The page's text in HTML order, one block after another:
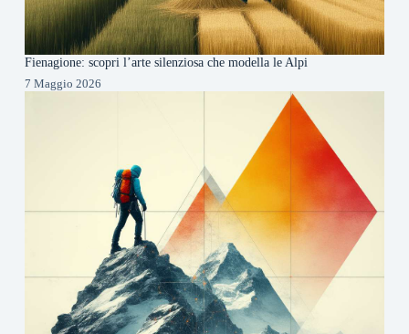
Fienagione: scopri l’arte silenziosa che modella le Alpi
7 Maggio 2026